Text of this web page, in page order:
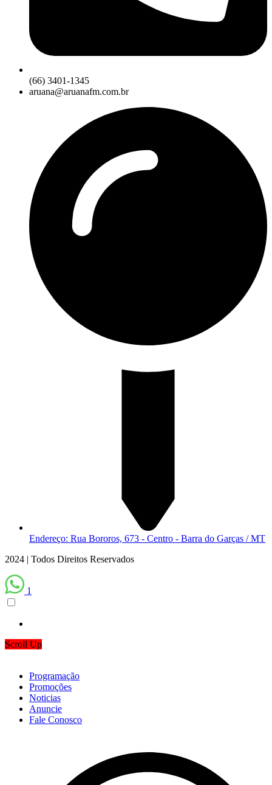
(66) 3401-1345
aruana@aruanafm.com.br
Endereço: Rua Bororos, 673 - Centro - Barra do Garças / MT
2024 | Todos Direitos Reservados
1
Scroll Up
Programação
Promoções
Noticias
Anuncie
Fale Conosco